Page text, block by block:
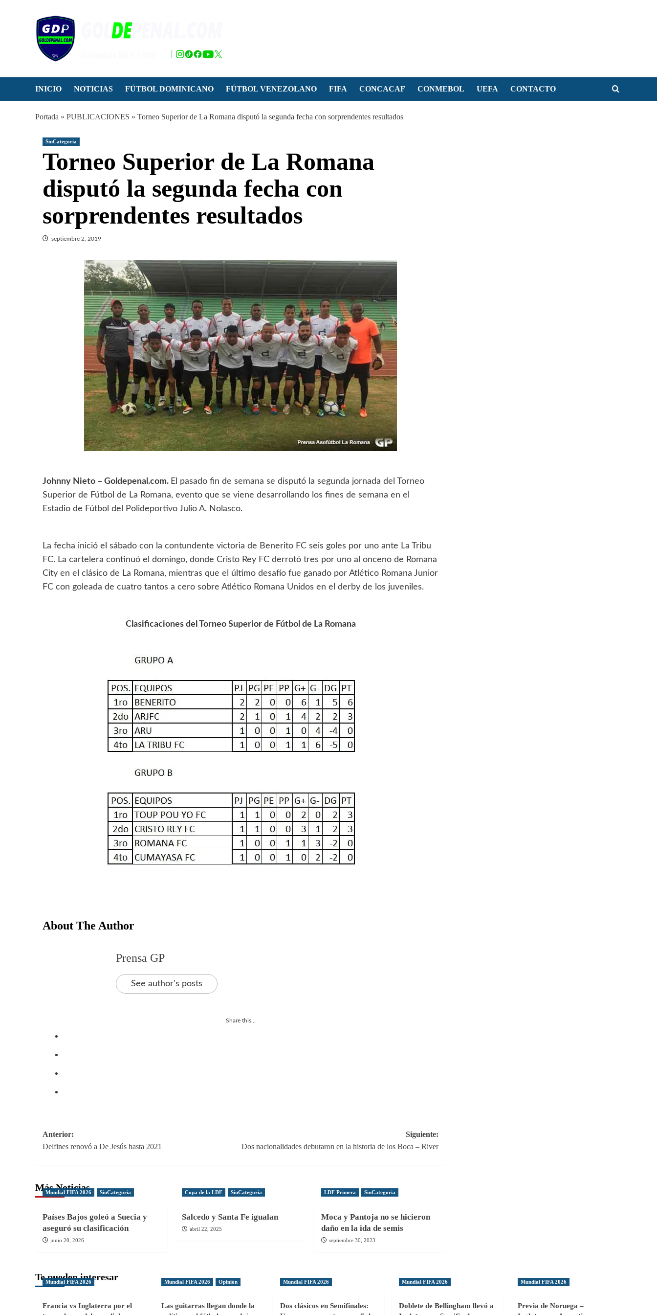
INICIO NOTICIAS FÚTBOL DOMINICANO FÚTBOL VENEZOLANO FIFA CONCACAF CONMEBOL UEFA CONTACTO
Portada » PUBLICACIONES » Torneo Superior de La Romana disputó la segunda fecha con sorprendentes resultados
SinCategoria
Torneo Superior de La Romana
disputó la segunda fecha con
sorprendentes resultados
septiembre 2, 2019
Johnny Nieto – Goldepenal.com. El pasado fin de semana se disputó la segunda jornada del Torneo
Superior de Fútbol de La Romana, evento que se viene desarrollando los fines de semana en el
Estadio de Fútbol del Polideportivo Julio A. Nolasco.
La fecha inició el sábado con la contundente victoria de Benerito FC seis goles por uno ante La Tribu
FC. La cartelera continuó el domingo, donde Cristo Rey FC derrotó tres por uno al onceno de Romana
City en el clásico de La Romana, mientras que el último desafío fue ganado por Atlético Romana Junior
FC con goleada de cuatro tantos a cero sobre Atlético Romana Unidos en el derby de los juveniles.
Clasificaciones del Torneo Superior de Fútbol de La Romana
About The Author
Prensa GP
See author's posts
Share this...
Navegación
de
Anterior:
Delfines renovó a De Jesús hasta 2021
Siguiente:
Dos nacionalidades debutaron en la historia de los Boca – River
Más Noticias
Mundial FIFA 2026 SinCategoria
Países Bajos goleó a Suecia y
aseguró su clasificación
junio 20, 2026
Copa de la LDF SinCategoria
Salcedo y Santa Fe igualan
abril 22, 2025
LDF Primera SinCategoria
Moca y Pantoja no se hicieron
daño en la ida de semis
septiembre 30, 2023
Te pueden interesar
Mundial FIFA 2026
Francia vs Inglaterra por el
Mundial FIFA 2026 Opinión
Las guitarras llegan donde la
Mundial FIFA 2026
Dos clásicos en Semifinales:
Mundial FIFA 2026
Doblete de Bellingham llevó a
Mundial FIFA 2026
Previa de Noruega –